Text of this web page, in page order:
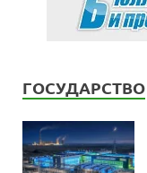
ГОСУДАРСТВО